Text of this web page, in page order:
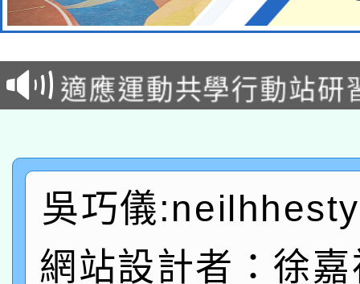
本校115學年度第2次
招甄選結果公告(無人
適應運動共學行動站研
本館辦理115年度閱讀
暨閱讀推動專業研習
科技賦能─人工智慧
礎課程
A3數位素養講師名單
「數位內容與教學軟
吳巧儀
網站設計者：徐